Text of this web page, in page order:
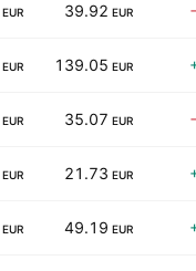
EUR 39.92 EUR
EUR 139.05 EUR
EUR 35.07 EUR
EUR 21.73 EUR
EUR 49.19 EUR